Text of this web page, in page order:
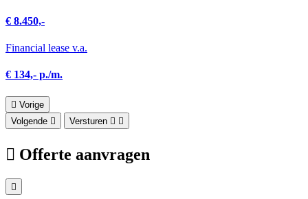
€ 8.450,-
Financial lease v.a.
€ 134,- p./m.
Vorige
Volgende
Versturen
Offerte aanvragen